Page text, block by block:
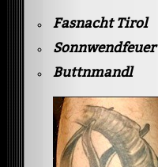
Fasnacht Tirol
Sonnwendfeuer
Buttnmandl